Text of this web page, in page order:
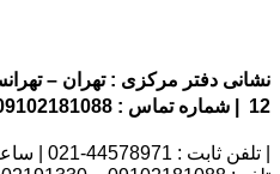
نشانی دفتر مرکزی : تهران –
12 | شماره تماس : 09102181088
| تلفن ثابت : 44578971-021 | ساعات تماس همه روزه 9 الی 18